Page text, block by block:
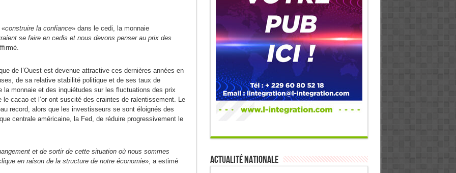
«construire la confiance» dans le cedi, la monnaie
se faire en cedis et nous devons penser au prix des
de l’Ouest est devenue attractive ces dernières années en
de sa relative stabilité politique et de ses taux de
monnaie et des inquiétudes sur les fluctuations des prix
le cacao et l’or ont suscité des craintes de ralentissement. Le
record, alors que les investisseurs se sont éloignés des
centrale américaine, la Fed, de réduire progressivement le
et de sortir de cette situation où nous sommes
en raison de la structure de notre économie», a estimé Actualité Nationale